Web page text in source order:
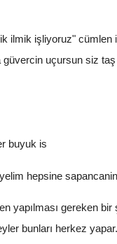
ilmik işliyoruz" cümlen
güvercin uçursun siz
buyuk is
hepsine
yapılması gereken
bunları herkez